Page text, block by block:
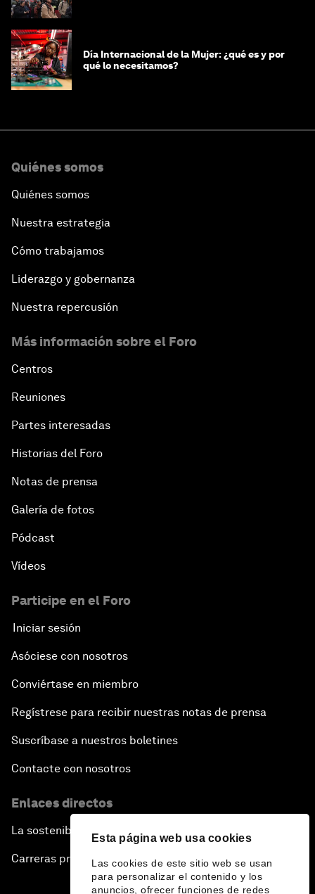
Esta página web usa cookies
Las cookies de este sitio web se usan
para personalizar el contenido y los
anuncios, ofrecer funciones de redes
Día Internacional de la Mujer: ¿qué es y por
qué lo necesitamos?
Quiénes somos
Quiénes somos
Nuestra estrategia
Cómo trabajamos
Liderazgo y gobernanza
Nuestra repercusión
Más información sobre el Foro
Centros
Reuniones
Partes interesadas
Historias del Foro
Notas de prensa
Galería de fotos
Pódcast
Vídeos
Participe en el Foro
Iniciar sesión
Asóciese con nosotros
Conviértase en miembro
Regístrese para recibir nuestras notas de prensa
Suscríbase a nuestros boletines
Contacte con nosotros
Enlaces directos
La sostenibilidad en el Foro
Carreras profesionales